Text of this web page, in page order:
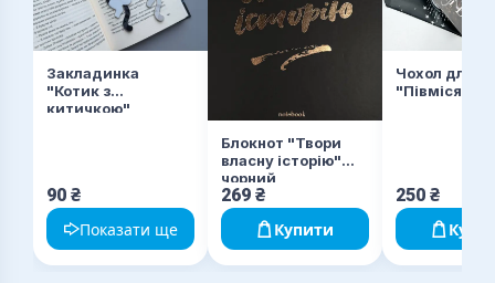
Закладинка
"Котик з
китичкою"
90 ₴
Показати ще
Блокнот "Твори
власну історію"
чорний
269 ₴
Купити
Чохол для
"Півмісяць"
250 ₴